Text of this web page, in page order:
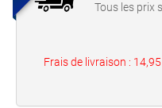
Tous les prix
Frais de livraison :